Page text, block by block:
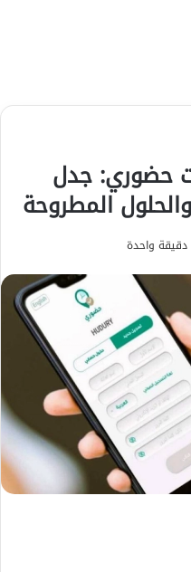
حضوري: جدل
المطروحة
دقيقة واحدة